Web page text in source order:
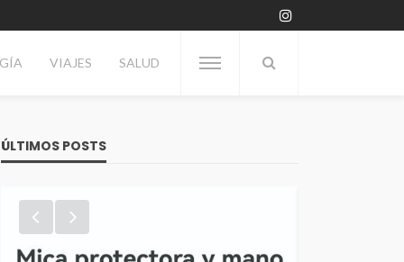
VIAJES SALUD
ÚLTIMOS POSTS